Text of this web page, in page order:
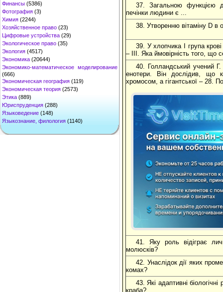
Финансы (5386)
Фотография (3)
Химия (2244)
Хозяйственное право (23)
Цифровые устройства (29)
Экологическое право (35)
Экология (4517)
Экономика (20644)
Экономико-математическое моделирование
(666)
Экономическая география (119)
Экономическая теория (2573)
Этика (889)
Юриспруденция (288)
Языковедение (148)
Языкознание, филология (1140)
37. Загальною функцією
печінки людини є ...
38. Утворенню вітаміну D в
39. У хлопчика І група
– ІІІ. Яка ймовірність того, що
40. Голландський учений
енотери. Він дослідив, що
хромосом, а гігантської – 28.
41. Яку роль відіграє
молюсків?
42. Унаслідок дії яких
комах?
43. Які адаптивні
краба?